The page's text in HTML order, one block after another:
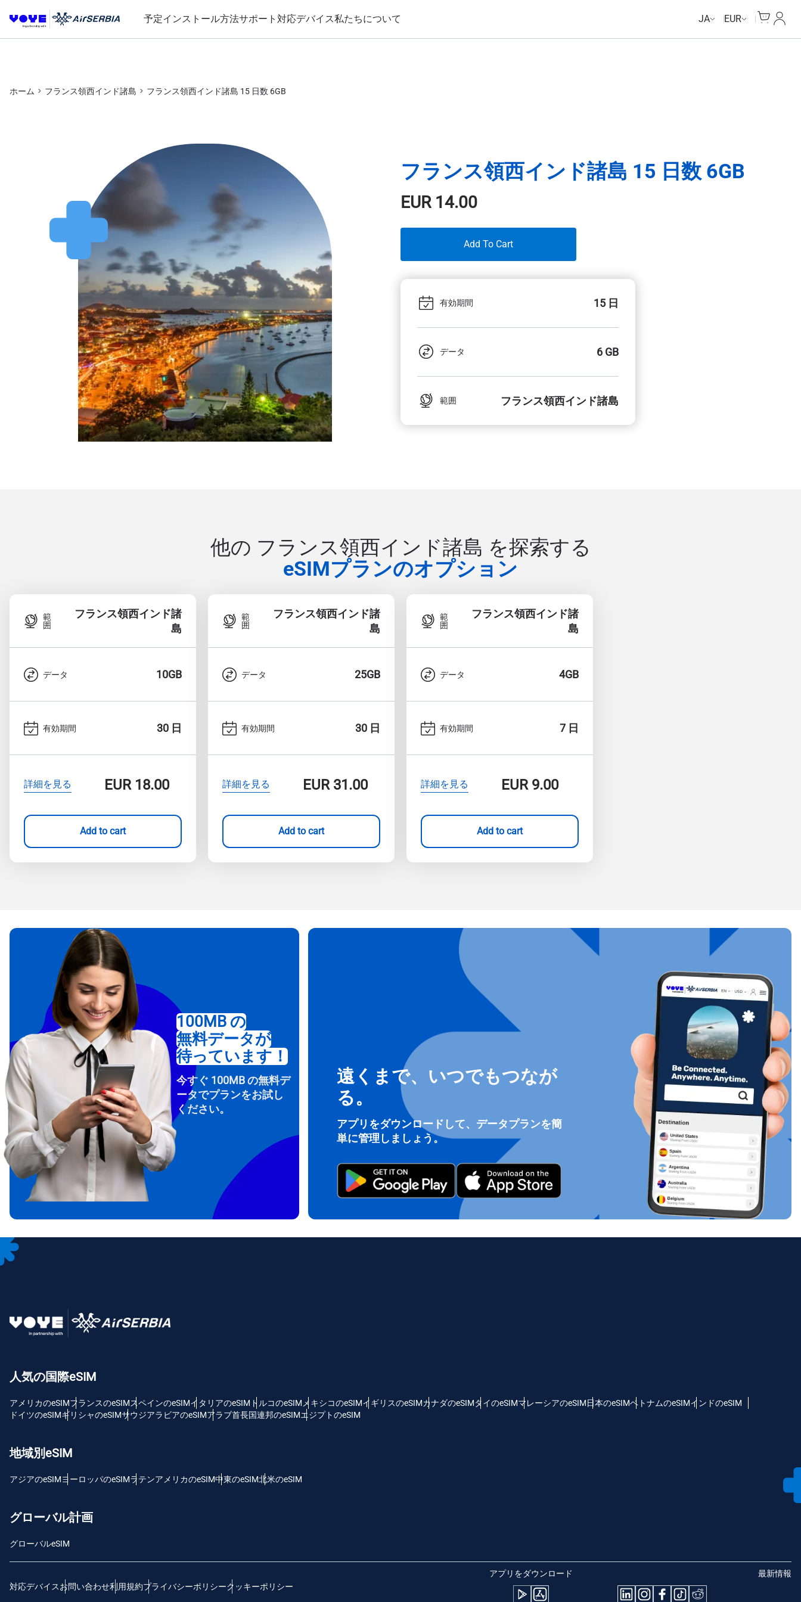
予定インストール方法サポート 対応デバイス私たちについて JA EUR
マイ
ホーム フランス領西インド諸島 フランス領西インド諸島 15 日数 6GB
フランス領西インド諸島 15 日数 6GB
EUR14.00
Add To Cart
有効期間 15 日
データ 6 GB
範囲 フランス領西インド諸島
他の フランス領西インド諸島 を探索する
eSIMプランのオプション
範
囲
フランス領西インド諸
島
データ 10GB
有効期間 30 日
詳細を見る EUR18.00
Add to cart
範
囲
フランス領西インド諸
島
データ 25GB
有効期間 30 日
詳細を見る EUR31.00
Add to cart
範
囲
フランス領西インド諸
島
データ 4GB
有効期間 7 日
詳細を見る EUR9.00
Add to cart
ポップアップを閉じる
How do I get my eSim?
To get your eSIM, start by checking if your device supports eSIM technology.
Then, contact your mobile carrier to request an eSIM activation. They will
provide you with a QR code or activation details that you can scan or enter
in your device settings. Once activated, you can enjoy the benefits of eSIM
without needing a physical SIM card!
100MB の
無料データが
待っています！
今すぐ 100MB の無料デ
ータでプランをお試し
ください。
遠くまで、いつでもつなが
る。
アプリをダウンロードして、データプランを簡
単に管理しましょう。
人気の国際eSIM
アメリカのeSIMフランスのeSIMスペインのeSIMイタリアのeSIM トルコのeSIM メキシコのeSIMイギリスのeSIMカナダのeSIMタイのeSIMマレーシアのeSIM日本のeSIMベトナムのeSIMインドのeSIM
ドイツのeSIMギリシャのeSIMサウジアラビアのeSIMアラブ首長国連邦のeSIMエジプトのeSIM
地域別eSIM
アジアのeSIMヨーロッパのeSIMラテンアメリカのeSIM中東のeSIM北米のeSIM
グローバル計画
グローバルeSIM
対応デバイスお問い合わせ利用規約プライバシーポリシークッキーポリシー
アプリをダウンロード 最新情報
Deutsch
Polski
THB - タイ・バーツ
ログインまたは登録
アカウントにログインするか、数秒でアカウントを作成してください。
メールアドレス